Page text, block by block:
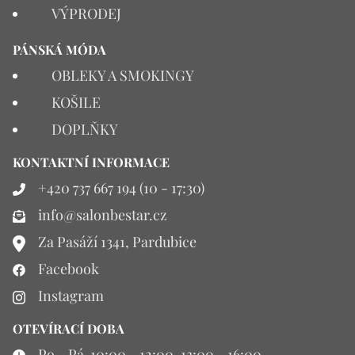
VÝPRODEJ
PÁNSKÁ MÓDA
OBLEKY A SMOKINGY
KOŠILE
DOPLŇKY
KONTAKTNÍ INFORMACE
+420 737 667 194 (10 - 17:30)
info@salonbestar.cz
Za Pasáží 1341, Pardubice
Facebook
Instagram
OTEVÍRACÍ DOBA